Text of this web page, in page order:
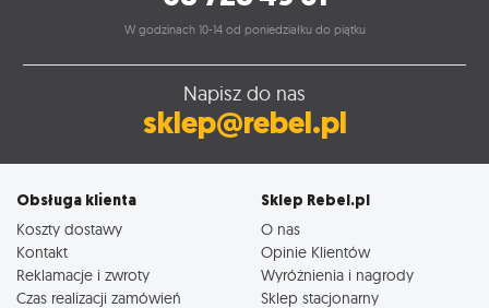
W godzinach 10-14 od poniedziałku do piątku
Napisz do nas
sklep@rebel.pl
Obsługa klienta
Koszty dostawy
Kontakt
Reklamacje i zwroty
Czas realizacji zamówień
Sklep Rebel.pl
O nas
Opinie Klientów
Wyróżnienia i nagrody
Sklep stacjonarny